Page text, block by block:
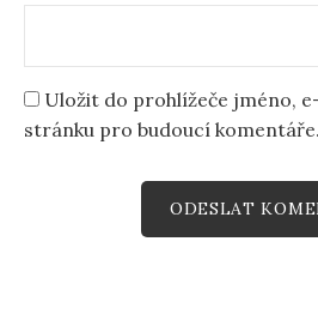
Uložit do prohlížeče jméno,
stránku pro budoucí komentáře.